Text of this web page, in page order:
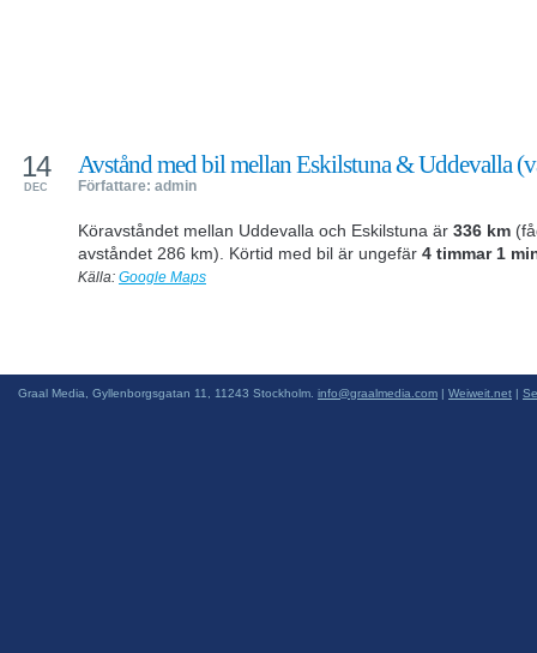
Avstånd med bil mellan Eskilstuna & Uddevalla
Författare: admin
14
DEC
Köravståndet mellan Uddevalla och Eskilstuna är 336 km
avståndet 286 km). Körtid med bil är ungefär 4 timmar 1
Källa: Google Maps
Graal Media, Gyllenborgsgatan 11, 11243 Stockholm. info@graalmedia.com | Weiweit.net |